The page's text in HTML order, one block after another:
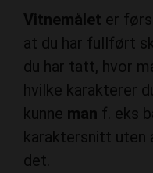
Vitnemålet er
at du har fullført
du har tatt, hvor
hvilke karakterer
kunne man f. eks
karaktersnitt uten
det.